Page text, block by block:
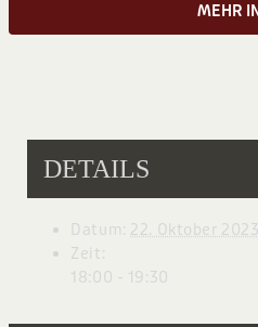
MEHR
DETAILS
Datum: 22. Oktober 2023
Zeit:
18:00 - 19:30